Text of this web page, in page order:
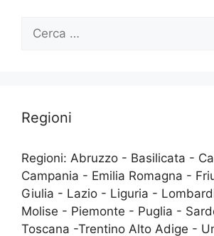
Ricerca
Regioni
Regioni: Abruzzo - Basilicata -
Campania - Emilia Romagna -
Giulia - Lazio - Liguria -
Molise - Piemonte - Puglia -
Toscana -Trentino Alto Adige -